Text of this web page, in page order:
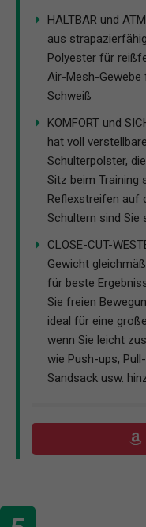
HALTBAR und
aus
Polyester für
Air-Mesh-Gewebe
Schweiß
KOMFORT und
hat voll
Schulterpolster,
Sitz beim Training
Reflexstreifen auf
Schultern sind Sie
CLOSE-CUT-
Gewicht
für beste
Sie freien
ideal für eine
wenn Sie leicht
wie Push-ups,
Sandsack usw.